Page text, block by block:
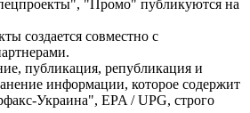
"Промо" публикуются на
создается совместно с
публикация, републикация и
информации, которое содержит
Украина", EPA / UPG, строго